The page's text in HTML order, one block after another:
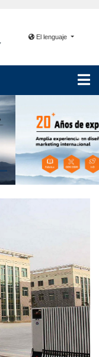
El lenguaje